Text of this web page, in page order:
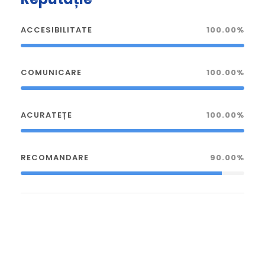
ACCESIBILITATE 100.00%
COMUNICARE 100.00%
ACURATEȚE 100.00%
RECOMANDARE 90.00%